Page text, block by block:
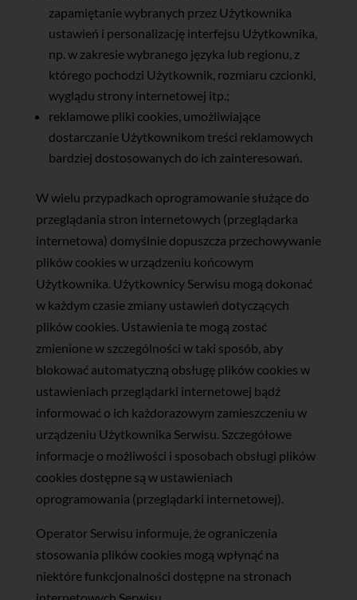
zapamiętanie wybranych przez Użytkownika
ustawień i personalizację interfejsu Użytkownika,
np. w zakresie wybranego języka lub regionu, z
którego pochodzi Użytkownik, rozmiaru czcionki,
wyglądu strony internetowej itp.;
reklamowe pliki cookies, umożliwiające
dostarczanie Użytkownikom treści reklamowych
bardziej dostosowanych do ich zainteresowań.
W wielu przypadkach oprogramowanie służące do
przeglądania stron internetowych (przeglądarka
internetowa) domyślnie dopuszcza przechowywanie
plików cookies w urządzeniu końcowym
Użytkownika. Użytkownicy Serwisu mogą dokonać
w każdym czasie zmiany ustawień dotyczących
plików cookies. Ustawienia te mogą zostać
zmienione w szczególności w taki sposób, aby
blokować automatyczną obsługę plików cookies w
ustawieniach przeglądarki internetowej bądź
informować o ich każdorazowym zamieszczeniu w
urządzeniu Użytkownika Serwisu. Szczegółowe
informacje o możliwości i sposobach obsługi plików
cookies dostępne są w ustawieniach
oprogramowania (przeglądarki internetowej).
Operator Serwisu informuje, że ograniczenia
stosowania plików cookies mogą wpłynąć na
niektóre funkcjonalności dostępne na stronach